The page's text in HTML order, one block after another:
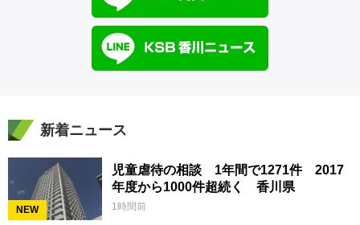
新着ニュース
NEW
児童虐待の相談 1年間で1271件 2017
年度から1000件超続く 香川県
1時間前